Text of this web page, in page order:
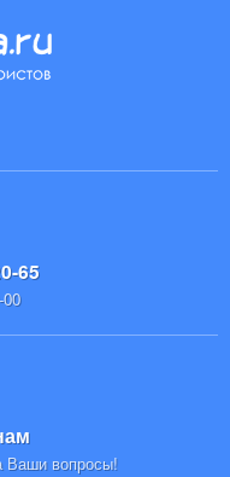
65
Ваши вопросы!